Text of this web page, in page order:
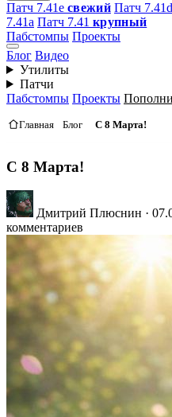
Патч 7.41e свежий Патч 7.41d
7.41а Патч 7.41 крупный
Пабстомпы Проекты
Блог Видео
Утилиты
Патчи
Пабстомпы Проекты
Главная Блог С 8 Марта!
С 8 Марта!
Дмитрий Плюснин ·
комментариев